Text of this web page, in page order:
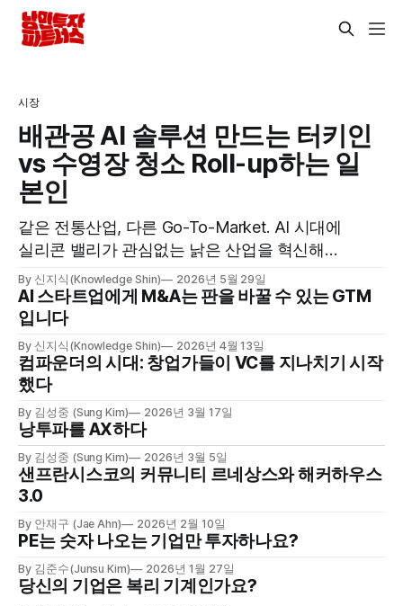
시장
배관공 AI 솔루션 만드는 터키인
vs 수영장 청소 Roll-up하는 일
본인
같은 전통산업, 다른 Go-To-Market. AI 시대에
실리콘 밸리가 관심없는 낡은 산업을 혁신해서
돈을 버는 창업가들
By 신지식(Knowledge Shin) 2026년 5월 29일
AI 스타트업에게 M&A는 판을 바꿀 수 있는 GTM
입니다
By 신지식(Knowledge Shin) 2026년 4월 13일
컴파운더의 시대: 창업가들이 VC를 지나치기 시작
했다
By 김성중 (Sung Kim) 2026년 3월 17일
낭투파를 AX하다
By 김성중 (Sung Kim) 2026년 3월 5일
샌프란시스코의 커뮤니티 르네상스와 해커하우스
3.0
By 안재구 (Jae Ahn) 2026년 2월 10일
PE는 숫자 나오는 기업만 투자하나요?
By 김준수(Junsu Kim) 2026년 1월 27일
당신의 기업은 복리 기계인가요?